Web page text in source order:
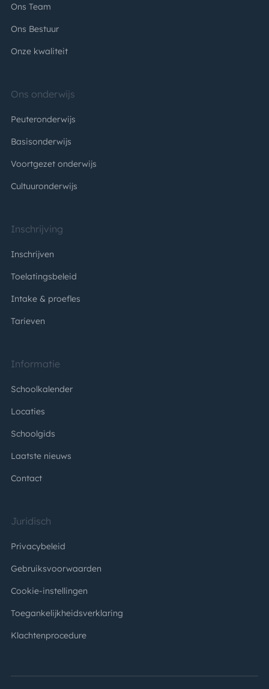
Ons Team
Ons Bestuur
Onze kwaliteit
Ons onderwijs
Peuteronderwijs
Basisonderwijs
Voortgezet onderwijs
Cultuuronderwijs
Inschrijving
Inschrijven
Toelatingsbeleid
Intake & proefles
Tarieven
Informatie
Schoolkalender
Locaties
Schoolgids
Laatste nieuws
Contact
Juridisch
Privacybeleid
Gebruiksvoorwaarden
Cookie-instellingen
Toegankelijkheidsverklaring
Klachtenprocedure